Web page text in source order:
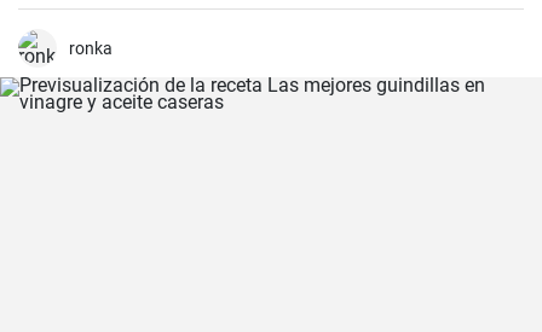
culinario. Me gusta hacerlas en epocas de frio para endulzar el
paladar y demostrar que no sólo las empanadas saladas pueden
hacerte feliz. Es un postre que nunca falla en las reuniones
disfrutes tanto como yo.
ronka